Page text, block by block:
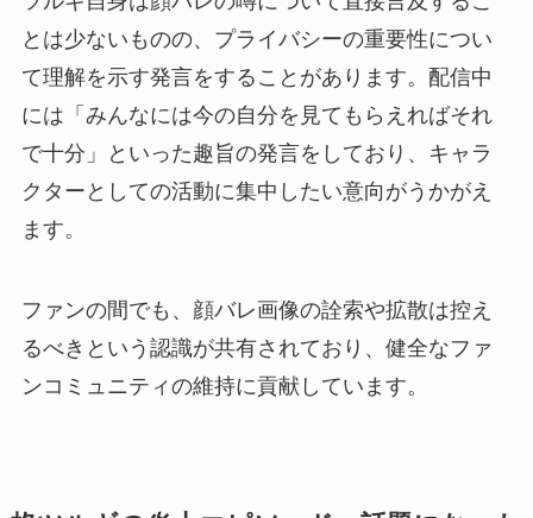
とは少ないものの、プライバシーの重要性につい
て理解を示す発言をすることがあります。配信中
には「みんなには今の自分を見てもらえればそれ
で十分」といった趣旨の発言をしており、キャラ
クターとしての活動に集中したい意向がうかがえ
ます。
ファンの間でも、顔バレ画像の詮索や拡散は控え
るべきという認識が共有されており、健全なファ
ンコミュニティの維持に貢献しています。